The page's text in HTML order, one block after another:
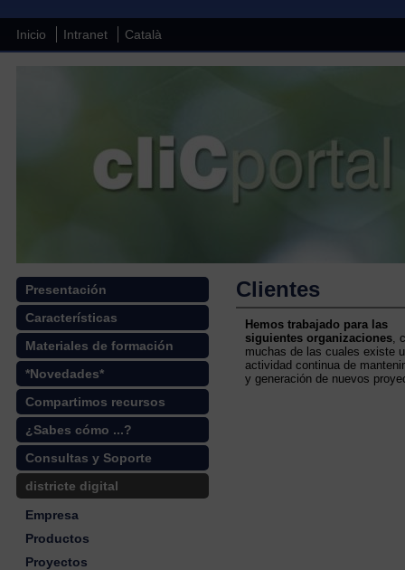
Inicio Intranet Català
Presentación
Características
Materiales de formación
*Novedades*
Compartimos recursos
¿Sabes cómo ...?
Consultas y Soporte
districte digital
Empresa
Productos
Proyectos
Clientes
Hemos trabajado para las
siguientes organizaciones,
muchas de las cuales existe
actividad continua de
y generación de nuevos